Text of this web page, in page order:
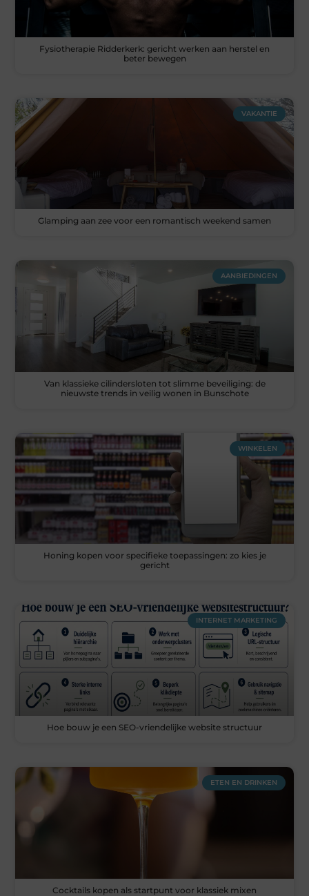
Fysiotherapie Ridderkerk: gericht werken aan herstel en
beter bewegen
VAKANTIE
Glamping aan zee voor een romantisch weekend samen
AANBIEDINGEN
Van klassieke cilindersloten tot slimme beveiliging: de
nieuwste trends in veilig wonen in Bunschote
WINKELEN
Honing kopen voor specifieke toepassingen: zo kies je
gericht
INTERNET MARKETING
Hoe bouw je een SEO-vriendelijke website structuur
ETEN EN DRINKEN
Cocktails kopen als startpunt voor klassiek mixen